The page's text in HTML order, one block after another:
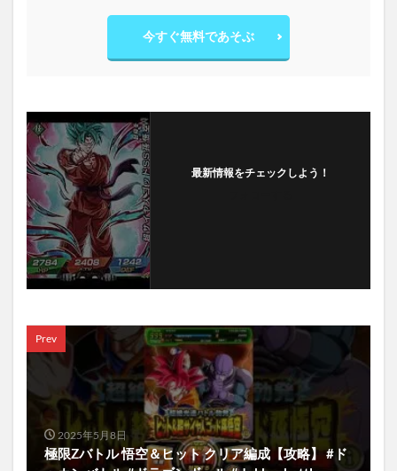
今すぐ無料であそぶ
最新情報をチェックしよう！
Prev
2025年5月8日
極限Zバトル 悟空＆ヒット クリア編成【攻略】 #ド